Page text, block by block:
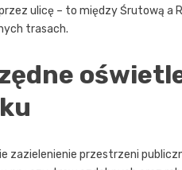
ulicę – to między Śrutową a
trasach.
przestrzeni